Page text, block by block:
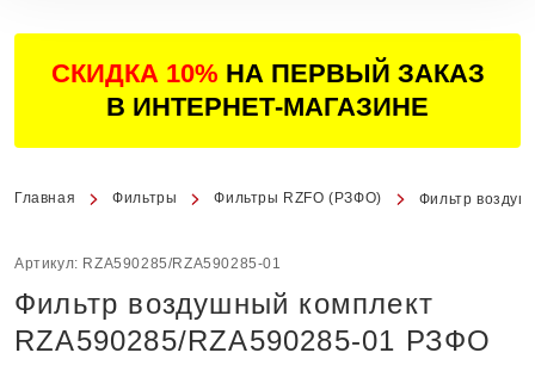
СКИДКА 10% НА ПЕРВЫЙ ЗАКАЗ
В ИНТЕРНЕТ-МАГАЗИНЕ
Главная Фильтры Фильтры RZFO (РЗФО) Фильтр
Артикул: RZA590285/RZA590285-01
Фильтр воздушный комплект
RZA590285/RZA590285-01 РЗФО